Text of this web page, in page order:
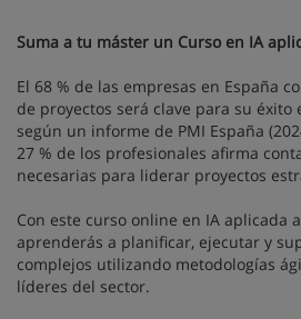
Suma a tu máster un Curso en IA
El 68 % de las empresas en España
de proyectos será clave para su éxito
según un informe de PMI España
27 % de los profesionales afirma
necesarias para liderar proyectos
Con este curso online en IA aplicada
aprenderás a planificar, ejecutar y
complejos utilizando metodologías
líderes del sector.